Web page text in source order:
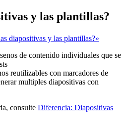
y las plantillas?
diapositivas y las plantillas?»
de contenido individuales que se
reutilizables con marcadores de
multiples diapositivas con
consulte Diferencia: Diapositivas